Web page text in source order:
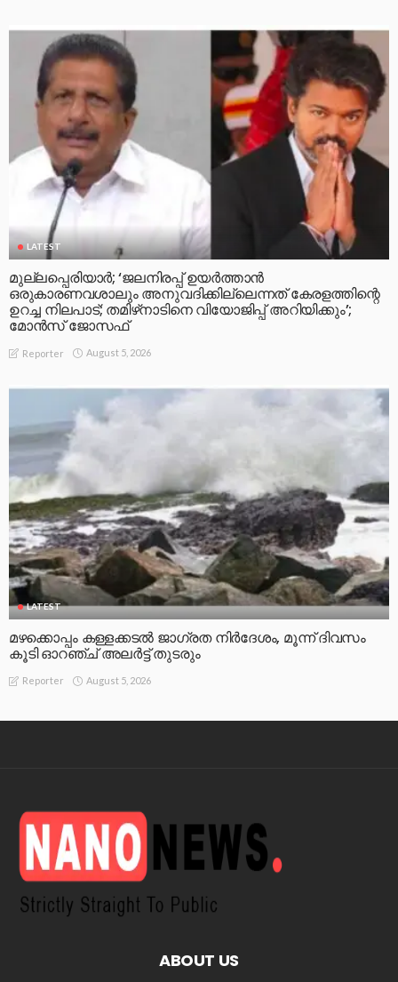
LATEST
മുല്ലപ്പെരിയാര്‍; ‘ജലനിരപ്പ് ഉയര്‍ത്താന്‍
ഒരുകാരണവശാലും അനുവദിക്കില്ലെന്നത് കേരളത്തിന്റെ
ഉറച്ച നിലപാട്; തമിഴ്‌നാടിനെ വിയോജിപ്പ് അറിയിക്കും’;
മോന്‍സ് ജോസഫ്
Reporter August 5, 2026
LATEST
മഴക്കൊപ്പം കള്ളക്കടൽ ജാഗ്രത നിർദേശം, മൂന്ന് ദിവസം
കൂടി ഓറഞ്ച് അലർട്ട് തുടരും
Reporter August 5, 2026
ABOUT US